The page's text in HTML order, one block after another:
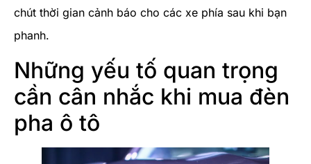
chút thời gian cảnh báo cho các xe phía sau khi bạn
phanh.
Những yếu tố quan trọng
cần cân nhắc khi mua đèn
pha ô tô